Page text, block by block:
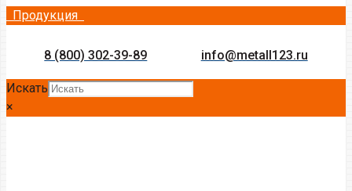
Продукция
8 (800) 302-39-89 info@metall123.ru
Искать
×